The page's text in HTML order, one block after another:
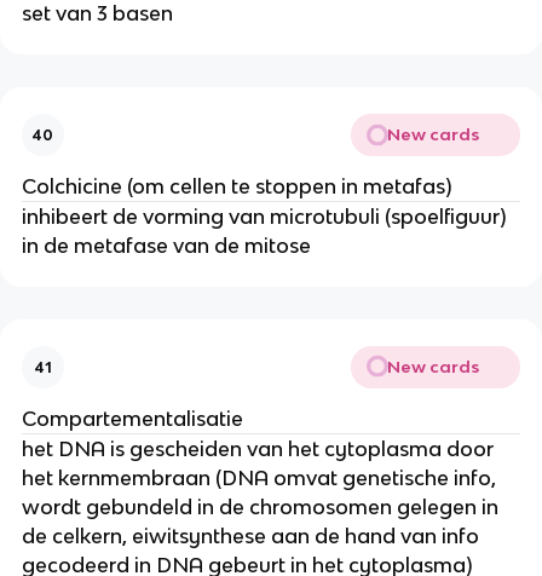
set van 3 basen
40 New cards
Colchicine (om cellen te stoppen in metafas)
inhibeert de vorming van microtubuli (spoelfiguur)
in de metafase van de mitose
41 New cards
Compartementalisatie
het DNA is gescheiden van het cytoplasma door
het kernmembraan (DNA omvat genetische info,
wordt gebundeld in de chromosomen gelegen in
de celkern, eiwitsynthese aan de hand van info
gecodeerd in DNA gebeurt in het cytoplasma)